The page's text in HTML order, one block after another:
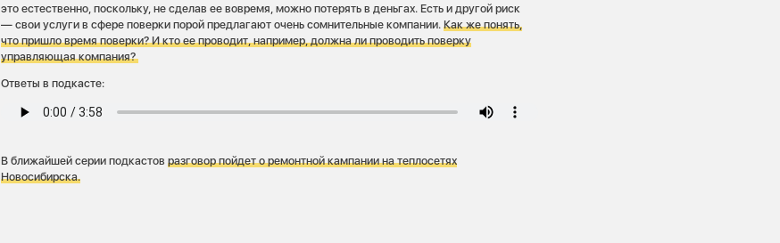
это естественно, поскольку, не сделав ее вовремя, можно потерять в деньгах. Есть и другой риск
— свои услуги в сфере поверки порой предлагают очень сомнительные компании.Как же понять,
что пришло время поверки? И кто ее проводит, например, должна ли проводить поверку
управляющая компания?
Ответы в подкасте:
В ближайшей серии подкастовразговор пойдет оремонтной кампании на теплосетях
Новосибирска.